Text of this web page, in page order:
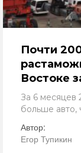
Почти
Востоке
За 6 месяцев
больше авто,
Автор:
Егор Тупикин